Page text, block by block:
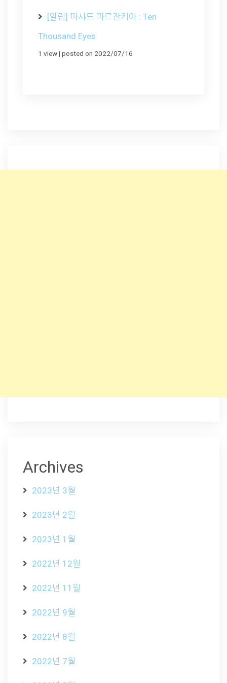
[알림] 파샤드 파르잔키아 : Ten
Thousand Eyes
1 view| posted on 2022/07/16
Archives
2023년 3월
2023년 2월
2023년 1월
2022년 12월
2022년 11월
2022년 9월
2022년 8월
2022년 7월